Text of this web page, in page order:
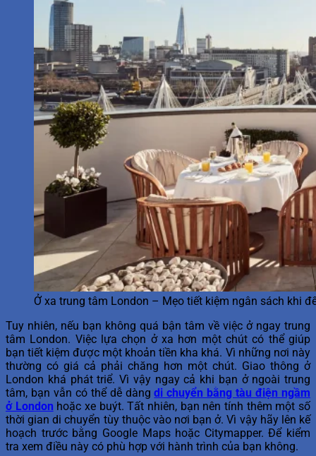
Ở xa trung tâm London – Mẹo tiết kiệm ngân sách khi
Tuy nhiên, nếu bạn không quá bận tâm về việc ở ngay trung
tâm London. Việc lựa chọn ở xa hơn một chút có thể giúp
bạn tiết kiệm được một khoản tiền kha khá. Vì những nơi này
thường có giá cả phải chăng hơn một chút. Giao thông ở
London khá phát triể. Vì vậy ngay cả khi bạn ở ngoài trung
tâm, bạn vẫn có thể dễ dàngdi chuyển bằng tàu điện ngầm
ở London hoặc xe buýt. Tất nhiên, bạn nên tính thêm một số
thời gian di chuyển tùy thuộc vào nơi bạn ở. Vì vậy hãy lên kế
hoạch trước bằng Google Maps hoặc Citymapper. Để kiểm
tra xem điều này có phù hợp với hành trình của bạn không.